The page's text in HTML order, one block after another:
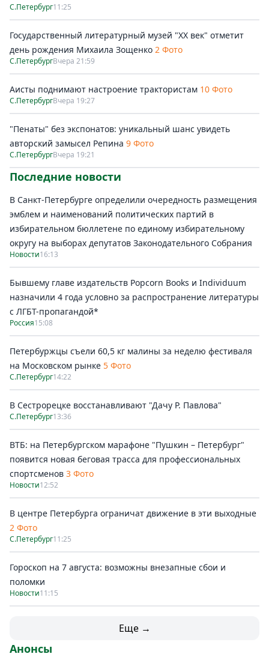
С.Петербург11:25
Государственный литературный музей "ХХ век" отметит
день рождения Михаила Зощенко 2 Фото
С.ПетербургВчера 21:59
Аисты поднимают настроение трактористам 10 Фото
С.ПетербургВчера 19:27
"Пенаты" без экспонатов: уникальный шанс увидеть
авторский замысел Репина 9 Фото
С.ПетербургВчера 19:21
Последние новости
В Санкт-Петербурге определили очередность размещения
эмблем и наименований политических партий в
избирательном бюллетене по единому избирательному
округу на выборах депутатов Законодательного Собрания
Новости16:13
Бывшему главе издательств Popcorn Books и Individuum
назначили 4 года условно за распространение литературы
с ЛГБТ-пропагандой*
Россия15:08
Петербуржцы съели 60,5 кг малины за неделю фестиваля
на Московском рынке 5 Фото
С.Петербург14:22
В Сестрорецке восстанавливают "Дачу Р. Павлова"
С.Петербург13:36
ВТБ: на Петербургском марафоне "Пушкин – Петербург"
появится новая беговая трасса для профессиональных
спортсменов 3 Фото
Новости12:52
В центре Петербурга ограничат движение в эти выходные
2 Фото
С.Петербург11:25
Гороскоп на 7 августа: возможны внезапные сбои и
поломки
Новости11:15
Еще →
Анонсы